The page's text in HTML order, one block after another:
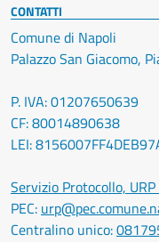
CONTATTI
Comune di Napoli
Palazzo San Giacomo,
P. IVA: 01207650639
CF: 80014890638
LEI:
Servizio Protocollo,
PEC:
Centralino unico: